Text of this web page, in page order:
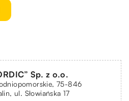
Sp. z o.o.
75-846
ul. Słowiańska 17